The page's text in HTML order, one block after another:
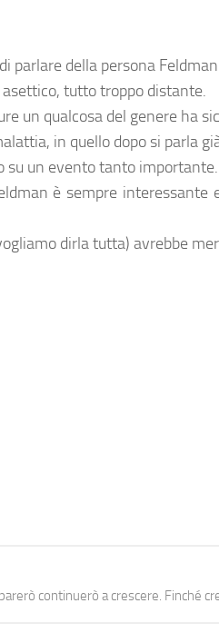
parlare della persona
tutto troppo distante.
un qualcosa del genere ha
in quello dopo si parla
su un evento tanto importante.
è sempre
dirla tutta) avrebbe
continuerò a crescere. Finché